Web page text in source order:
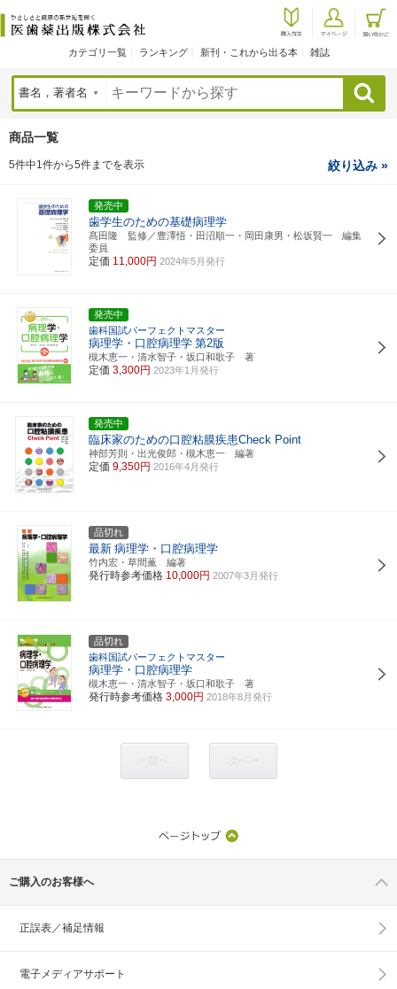
カテゴリ一覧 ランキング 新刊・これから出る本 雑誌
検索
商品一覧
5件中1件から5件までを表示 絞り込み »
発売中
歯学生のための基礎病理学
髙田隆 監修／豊澤悟・田沼順一・岡田康男・松坂賢一 編集
委員
定価 11,000円 2024年5月発行
発売中
歯科国試パーフェクトマスター
病理学・口腔病理学 第2版
槻木恵一・清水智子・坂口和歌子 著
定価 3,300円 2023年1月発行
発売中
臨床家のための口腔粘膜疾患Check Point
神部芳則・出光俊郎・槻木恵一 編著
定価 9,350円 2016年4月発行
品切れ
最新 病理学・口腔病理学
竹内宏・草間薫 編著
発行時参考価格 10,000円 2007年3月発行
品切れ
歯科国試パーフェクトマスター
病理学・口腔病理学
槻木恵一・清水智子・坂口和歌子 著
発行時参考価格 3,000円 2018年8月発行
ご購入のお客様へ
正誤表／補足情報
電子メディアサポート